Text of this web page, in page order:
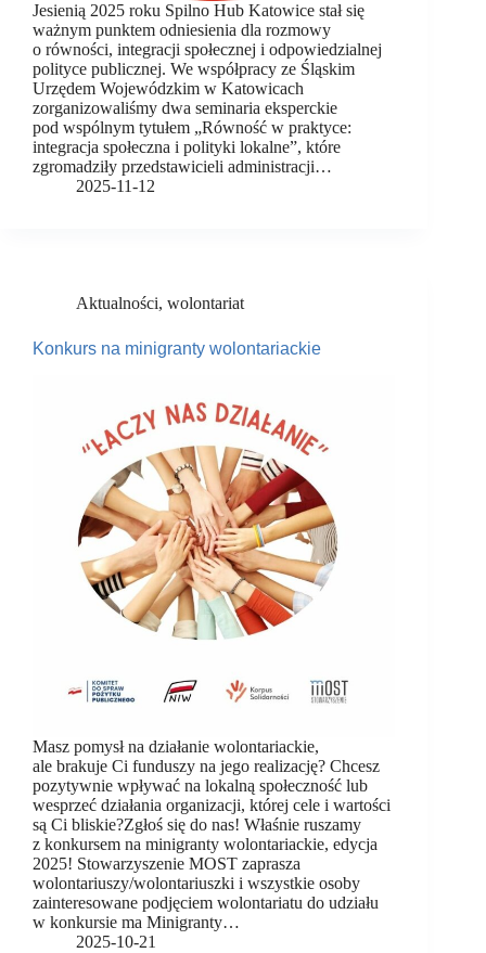
Jesienią 2025 roku Spilno Hub Katowice stał się
ważnym punktem odniesienia dla rozmowy
o równości, integracji społecznej i odpowiedzialnej
polityce publicznej. We współpracy ze Śląskim
Urzędem Wojewódzkim w Katowicach
zorganizowaliśmy dwa seminaria eksperckie
pod wspólnym tytułem „Równość w praktyce:
integracja społeczna i polityki lokalne”, które
zgromadziły przedstawicieli administracji…
2025-11-12
Aktualności, wolontariat
Konkurs na minigranty wolontariackie
Masz pomysł na działanie wolontariackie,
ale brakuje Ci funduszy na jego realizację? Chcesz
pozytywnie wpływać na lokalną społeczność lub
wesprzeć działania organizacji, której cele i wartości
są Ci bliskie?Zgłoś się do nas! Właśnie ruszamy
z konkursem na minigranty wolontariackie, edycja
2025! Stowarzyszenie MOST zaprasza
wolontariuszy/wolontariuszki i wszystkie osoby
zainteresowane podjęciem wolontariatu do udziału
w konkursie ma Minigranty…
2025-10-21